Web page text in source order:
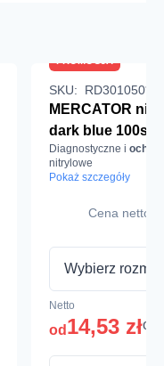
SKU: RD301050**
MERCATOR
dark blue
diagnostyczne i
nitrylowe,
Diagnostyczne i
nitrylowe
Pokaż szczegóły
Cena netto
Wybierz
Netto
od 14,53 złod